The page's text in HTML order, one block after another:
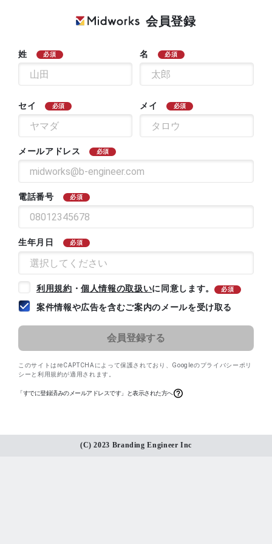
会員登録
姓 必須 名 必須
セイ 必須 メイ 必須
メールアドレス 必須
電話番号 必須
生年月日 必須
利用規約 ・個人情報の取扱いに同意します。 必須
案件情報や広告を含むご案内のメールを受け取る
このサイトはreCAPTCHAによって保護されており、 Googleのプライバシーポリ
シー と 利用規約が適用されます。
「すでに登録済みのメールアドレスです」と表示された方へ
(C) 2023 Branding Engineer Inc